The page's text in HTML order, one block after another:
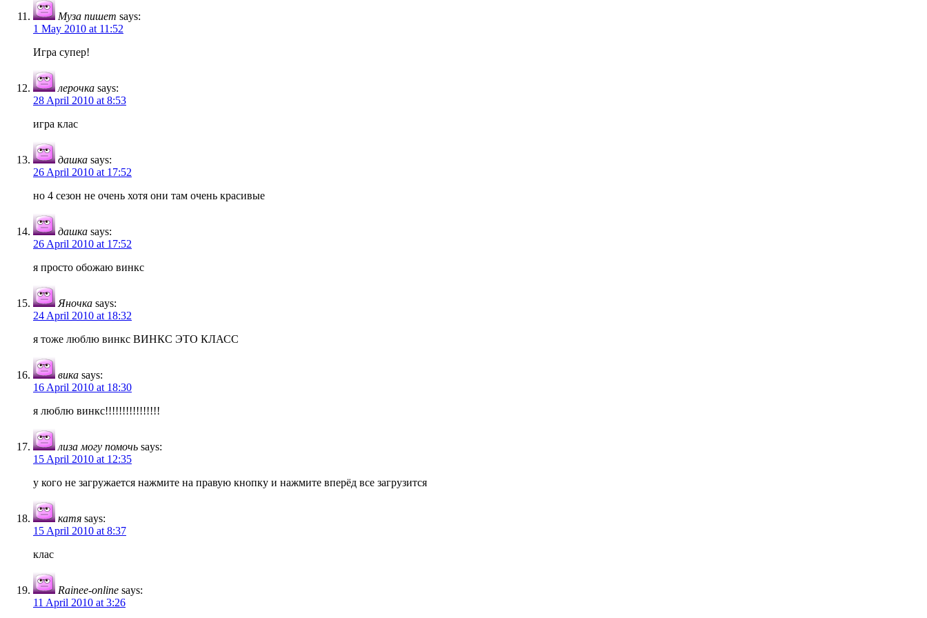
Муза пишет says:
1 May 2010 at 11:52
Игра супер!
лерочка says:
28 April 2010 at 8:53
игра клас
дашка says:
26 April 2010 at 17:52
но 4 сезон не очень хотя они там очень красивые
дашка says:
26 April 2010 at 17:52
я просто обожаю винкс
Яночка says:
24 April 2010 at 18:32
я тоже люблю винкс ВИНКС ЭТО КЛАСС
вика says:
16 April 2010 at 18:30
я люблю винкс!!!!!!!!!!!!!!!!
лиза могу помочь says:
15 April 2010 at 12:35
у кого не загружается нажмите на правую кнопку и нажмите вперёд все загрузится
катя says:
15 April 2010 at 8:37
клас
Rainee-online says:
11 April 2010 at 3:26